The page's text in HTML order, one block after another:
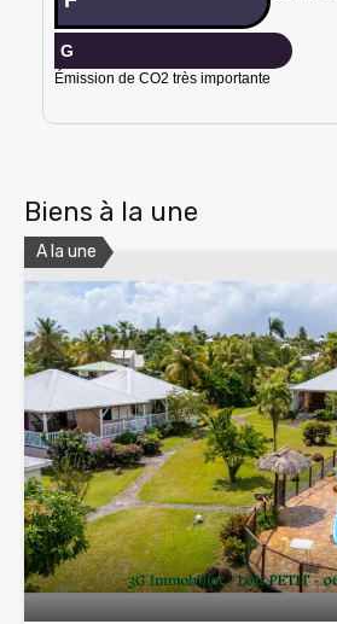
G
Émission de CO2 très importante
Biens à la une
A la une